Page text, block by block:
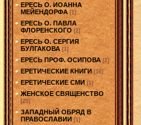
ЕРЕСЬ О. ИОАННА
МЕЙЕНДОРФА [1]
ЕРЕСЬ О. ПАВЛА
ФЛОРЕНСКОГО [2]
ЕРЕСЬ О. СЕРГИЯ
БУЛГАКОВА [1]
ЕРЕСЬ ПРОФ. ОСИПОВА [2]
ЕРЕТИЧЕСКИЕ КНИГИ [16]
ЕРЕТИЧЕСКИЕ СМИ [1]
ЖЕНСКОЕ СВЯЩЕНСТВО
[25]
ЗАПАДНЫЙ ОБРЯД В
ПРАВОСЛАВИИ [1]